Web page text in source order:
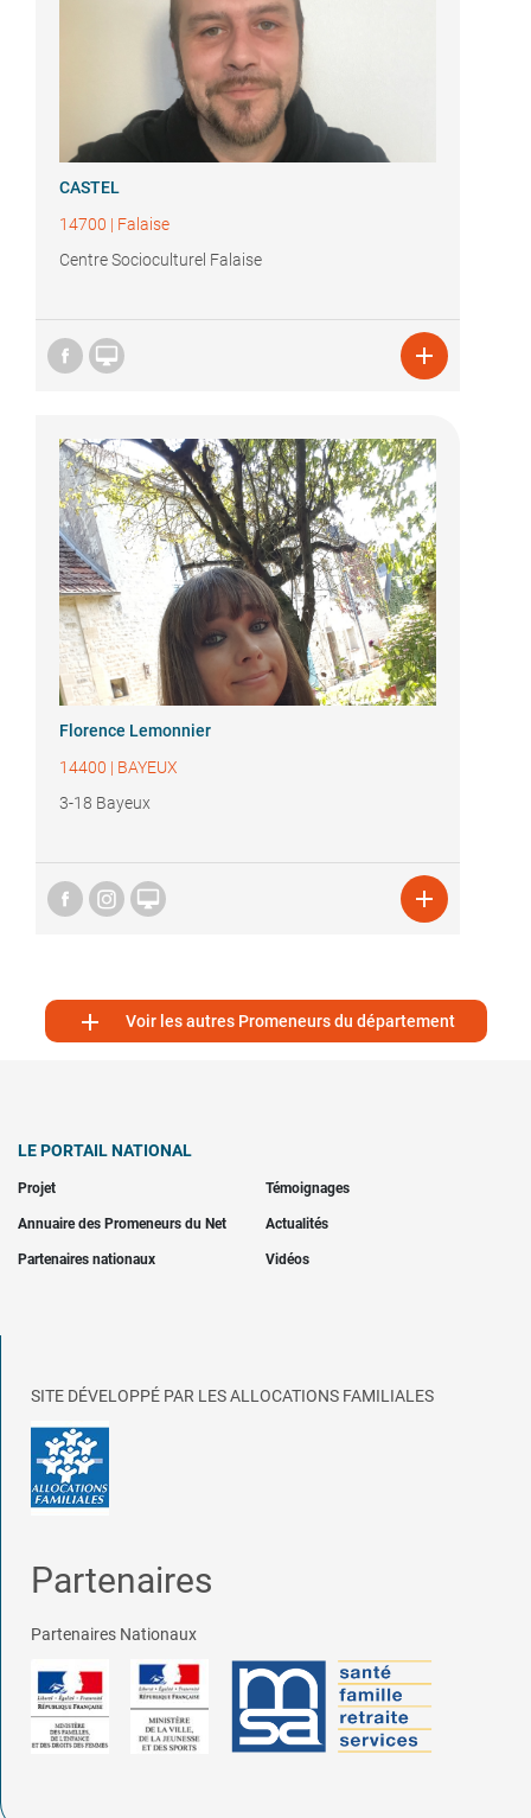
CASTEL
14700 | Falaise
Centre Socioculturel Falaise
 
Florence Lemonnier
14400 | BAYEUX
3-18 Bayeux
 
 Voir les autres Promeneurs du département
LE PORTAIL NATIONAL
Projet Témoignages
Annuaire des Promeneurs du Net Actualités
Partenaires nationaux Vidéos
SITE DÉVELOPPÉ PAR LES ALLOCATIONS FAMILIALES
Partenaires
Partenaires Nationaux